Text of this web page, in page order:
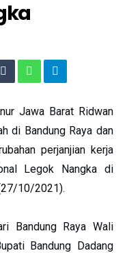
Jawa Barat Ridwan
di Bandung Raya dan
perjanjian kerja
Legok Nangka di
10/2021).
Bandung Raya Wali
Bandung Dadang